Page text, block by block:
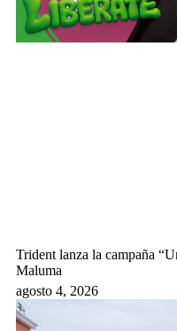
Trident lanza la campaña
Maluma
agosto 4, 2026